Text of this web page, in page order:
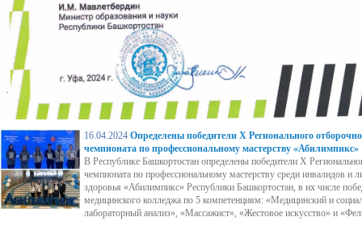
16.04.2024 Определены победители X Регионального
чемпионата по профессиональному мастерству «Абилимпикс»
В Республике Башкортостан определены победители X
чемпионата по профессиональному мастерству среди инвалидов
здоровья «Абилимпикс» Республики Башкортостан, в их числе
медицинского колледжа по 5 компетенциям: «Медицинский и
лабораторный анализ», «Массажист», «Жестовое искусство» и